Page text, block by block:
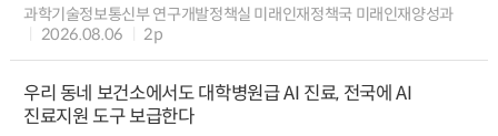
과학기술정보통신부 연구개발정책실 미래인재정책국 미래인재양성과
2026.08.06
2p
우리 동네 보건소에서도 대학병원급 AI 진료, 전국에 AI
진료지원 도구 보급한다